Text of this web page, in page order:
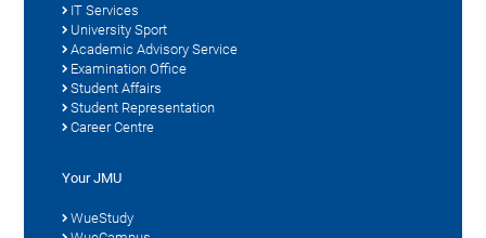
IT Services
University Sport
Academic Advisory Service
Examination Office
Student Affairs
Student Representation
Career Centre
Your JMU
WueStudy